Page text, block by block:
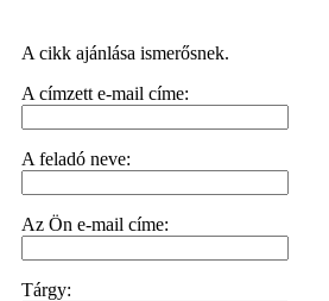
A cikk ajánlása ismerősnek.
A címzett e-mail címe:
A feladó neve:
Az Ön e-mail címe:
Tárgy: